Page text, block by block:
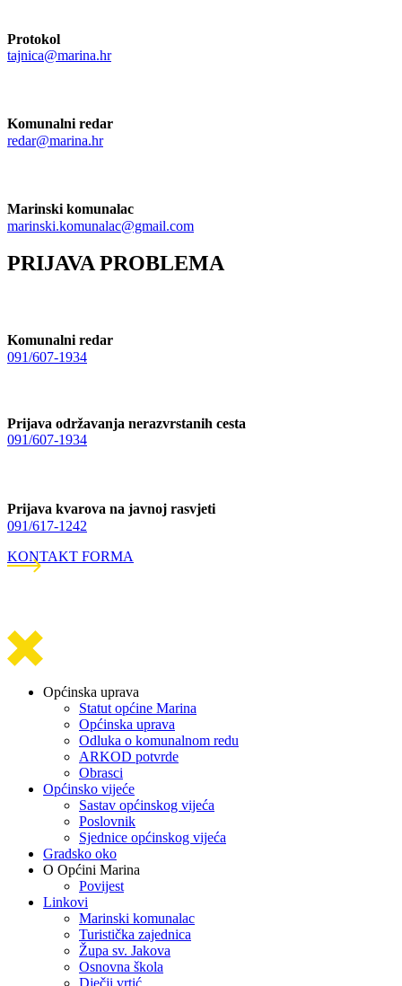
Protokol
tajnica@marina.hr
Komunalni redar
redar@marina.hr
Marinski komunalac
marinski.komunalac@gmail.com
PRIJAVA PROBLEMA
Komunalni redar
091/607-1934
Prijava održavanja nerazvrstanih cesta
091/607-1934
Prijava kvarova na javnoj rasvjeti
091/617-1242
KONTAKT FORMA
Općinska uprava
Statut općine Marina
Općinska uprava
Odluka o komunalnom redu
ARKOD potvrde
Obrasci
Općinsko vijeće
Sastav općinskog vijeća
Poslovnik
Sjednice općinskog vijeća
Gradsko oko
O Općini Marina
Povijest
Linkovi
Marinski komunalac
Turistička zajednica
Župa sv. Jakova
Osnovna škola